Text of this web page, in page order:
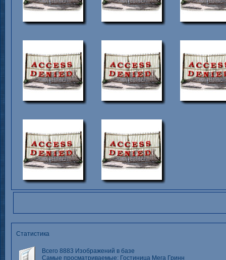
Статистика
Всего 8883 Изображений в базе
Самые просматриваемые: Гостиница Мега Гринн